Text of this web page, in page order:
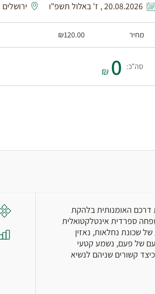
20.08.2026 , ז' באלול תשפ"ו
ירושלים
מחיר ₪120.00
סה"כ: 0
₪
דרכם האומנותית בלהקת
ספרדית אינטלקטואלית
שכונת נחלאות, נאזין
של פעם, נשמע קטעי
קשורים שניהם לנשיא